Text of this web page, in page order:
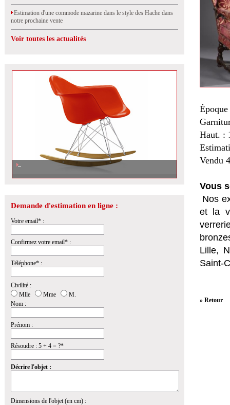
Estimation d'une commode mazarine dans le style des Hache dans
notre prochaine vente
Voir toutes les actualités
Demande d'estimation en ligne :
Votre email* :
Confirmez votre email* :
Téléphone* :
Civilité :
Mlle
Mme
M.
Nom :
Prénom :
Résoudre : 5 + 4 = ?*
Décrire l'objet :
Dimensions de l'objet (en cm) :
Haut. :
Vendu
Vous
Nos
et la
Lille,
Saint-
» Retour